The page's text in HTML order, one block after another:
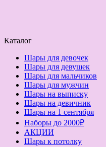
Каталог
Шары для девочек
Шары для девушек
Шары для мальчиков
Шары для мужчин
Шары на выписку
Шары на девичник
Шары на 1 сентября
Наборы до 2000₽
АКЦИИ
Шары к потолку